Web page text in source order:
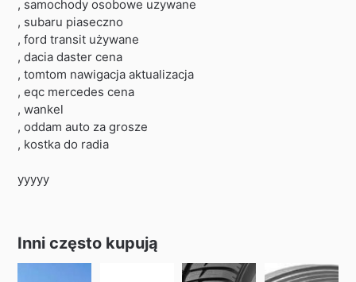
, samochody osobowe uzywane
, subaru piaseczno
, ford transit używane
, dacia daster cena
, tomtom nawigacja aktualizacja
, eqc mercedes cena
, wankel
, oddam auto za grosze
, kostka do radia
yyyyy
Inni często kupują